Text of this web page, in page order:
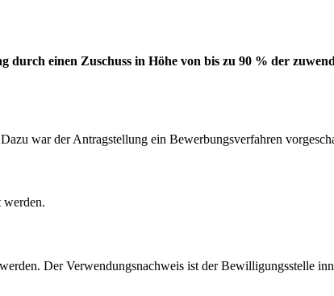
einen Zuschuss in Höhe von bis zu 90 % der
war der Antragstellung ein Bewerbungsverfahren
werden.
Der Verwendungsnachweis ist der Bewilligungsstelle